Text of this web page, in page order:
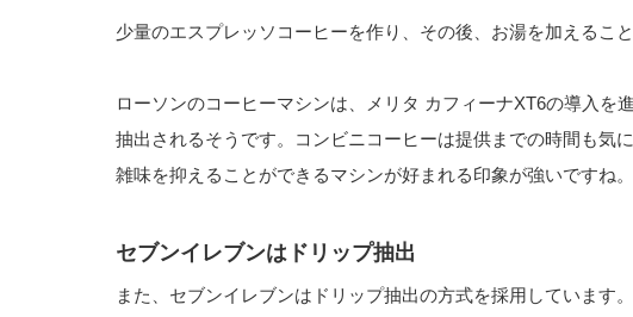
少量のエスプレッソコーヒーを作り、その後、お湯を加えるこ
ローソンのコーヒーマシンは、メリタ カフィーナXT6の導入を
抽出されるそうです。コンビニコーヒーは提供までの時間も気
雑味を抑えることができるマシンが好まれる印象が強いですね。
セブンイレブンはドリップ抽出
また、セブンイレブンはドリップ抽出の方式を採用しています